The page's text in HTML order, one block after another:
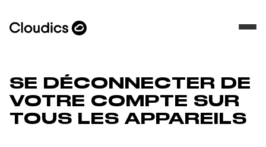
SE DÉCONNECTER DE
VOTRE COMPTE SUR
TOUS LES APPAREILS